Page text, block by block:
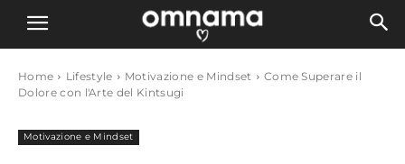
Home Lifestyle Motivazione e Mindset
Come Superare il
Dolore con l'Arte del Kintsugi
Motivazione e Mindset